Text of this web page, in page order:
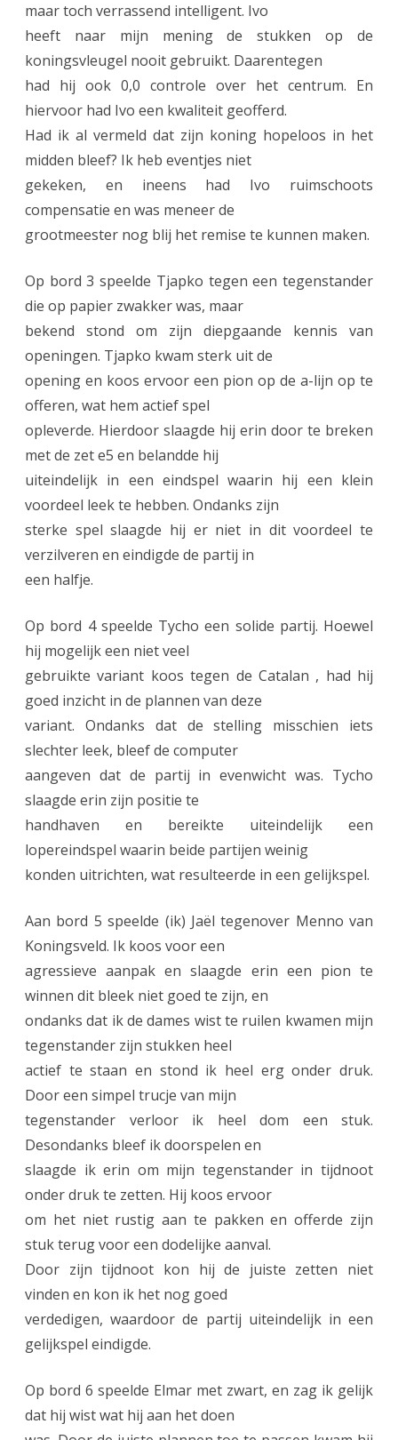
maar toch verrassend intelligent. Ivo
heeft naar mijn mening de stukken op de
koningsvleugel nooit gebruikt. Daarentegen
had hij ook 0,0 controle over het centrum. En
hiervoor had Ivo een kwaliteit geofferd.
Had ik al vermeld dat zijn koning hopeloos in het
midden bleef? Ik heb eventjes niet
gekeken, en ineens had Ivo ruimschoots
compensatie en was meneer de
grootmeester nog blij het remise te kunnen maken.
Op bord 3 speelde Tjapko tegen een tegenstander
die op papier zwakker was, maar
bekend stond om zijn diepgaande kennis van
openingen. Tjapko kwam sterk uit de
opening en koos ervoor een pion op de a-lijn op te
offeren, wat hem actief spel
opleverde. Hierdoor slaagde hij erin door te breken
met de zet e5 en belandde hij
uiteindelijk in een eindspel waarin hij een klein
voordeel leek te hebben. Ondanks zijn
sterke spel slaagde hij er niet in dit voordeel te
verzilveren en eindigde de partij in
een halfje.
Op bord 4 speelde Tycho een solide partij. Hoewel
hij mogelijk een niet veel
gebruikte variant koos tegen de Catalan , had hij
goed inzicht in de plannen van deze
variant. Ondanks dat de stelling misschien iets
slechter leek, bleef de computer
aangeven dat de partij in evenwicht was. Tycho
slaagde erin zijn positie te
handhaven en bereikte uiteindelijk een
lopereindspel waarin beide partijen weinig
konden uitrichten, wat resulteerde in een gelijkspel.
Aan bord 5 speelde (ik) Jaël tegenover Menno van
Koningsveld. Ik koos voor een
agressieve aanpak en slaagde erin een pion te
winnen dit bleek niet goed te zijn, en
ondanks dat ik de dames wist te ruilen kwamen mijn
tegenstander zijn stukken heel
actief te staan en stond ik heel erg onder druk.
Door een simpel trucje van mijn
tegenstander verloor ik heel dom een stuk.
Desondanks bleef ik doorspelen en
slaagde ik erin om mijn tegenstander in tijdnoot
onder druk te zetten. Hij koos ervoor
om het niet rustig aan te pakken en offerde zijn
stuk terug voor een dodelijke aanval.
Door zijn tijdnoot kon hij de juiste zetten niet
vinden en kon ik het nog goed
verdedigen, waardoor de partij uiteindelijk in een
gelijkspel eindigde.
Op bord 6 speelde Elmar met zwart, en zag ik gelijk
dat hij wist wat hij aan het doen